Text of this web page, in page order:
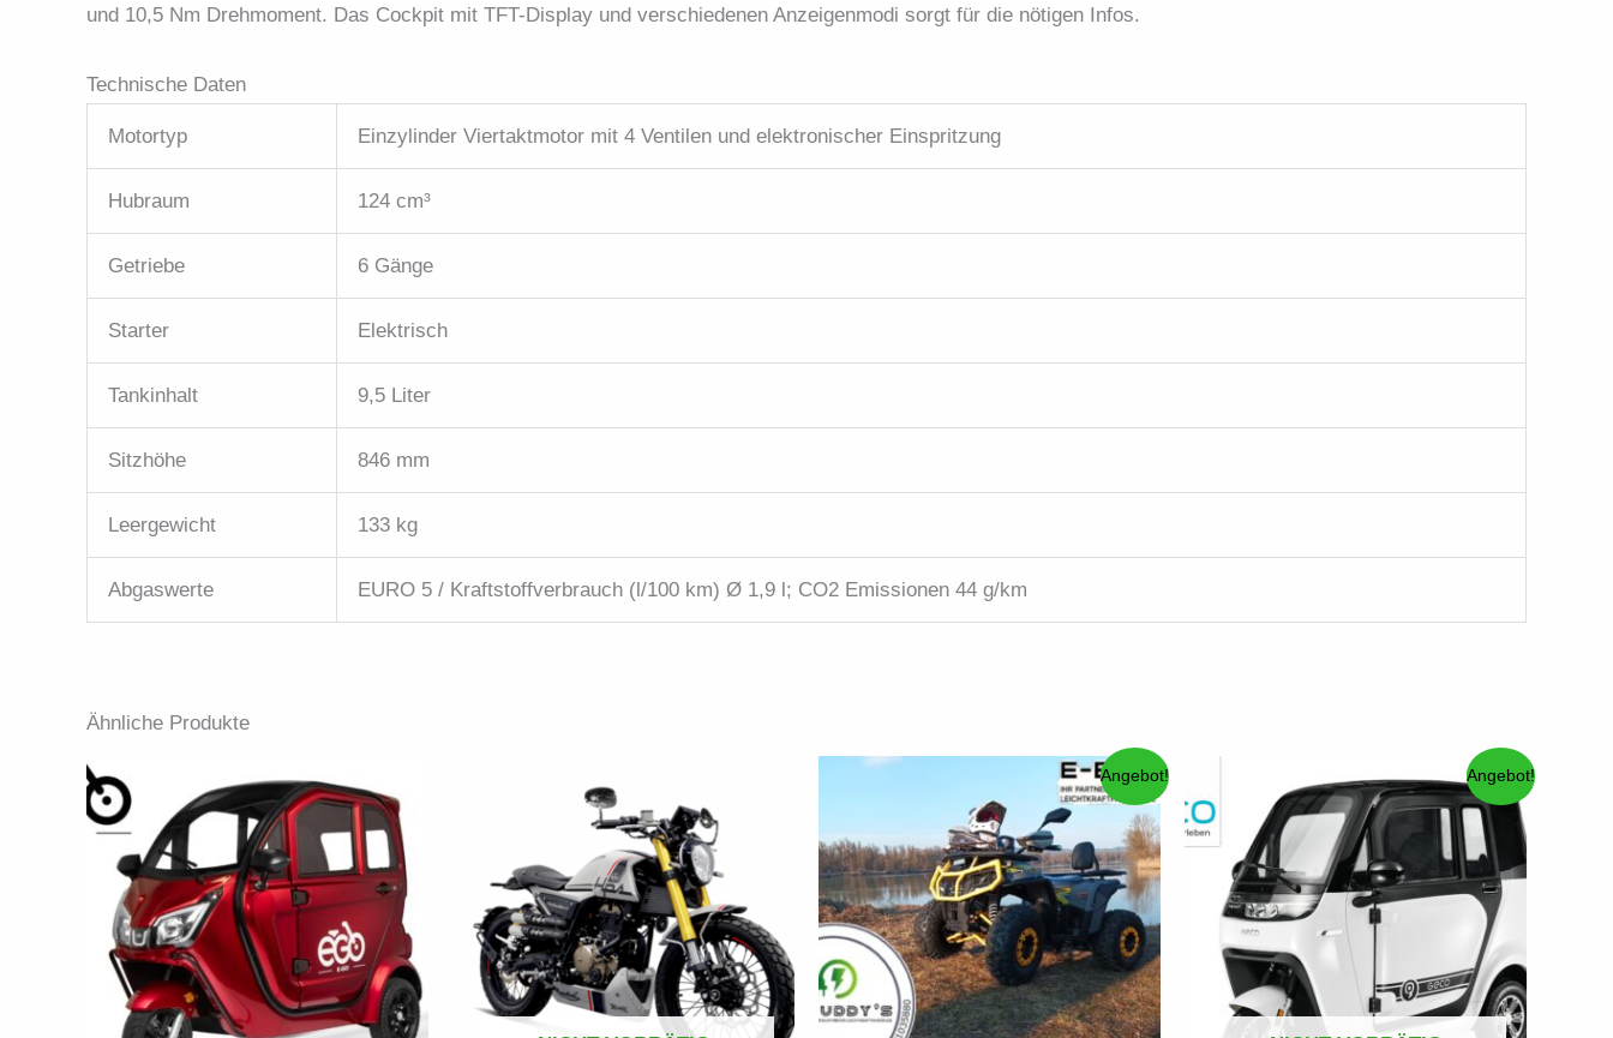
und 10,5 Nm Drehmoment. Das Cockpit mit TFT-Display und verschiedenen Anzeigenmodi sorgt für die nötigen Infos.
Technische Daten
Motortyp Einzylinder Viertaktmotor mit 4 Ventilen und elektronischer Einspritzung
Hubraum 124 cm³
Getriebe 6 Gänge
Starter Elektrisch
Tankinhalt 9,5 Liter
Sitzhöhe 846 mm
Leergewicht 133 kg
Abgaswerte EURO 5 / Kraftstoffverbrauch (l/100 km) Ø 1,9 l; CO2 Emissionen 44 g/km
Ähnliche Produkte
Angebot! Angebot!